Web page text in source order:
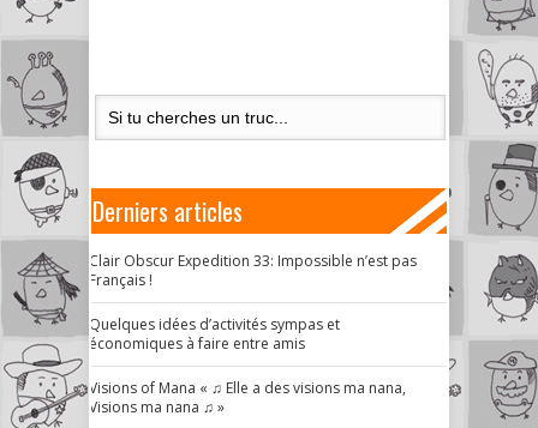
Derniers articles
Clair Obscur Expedition 33: Impossible n’est pas
Français !
Quelques idées d’activités sympas et
économiques à faire entre amis
Visions of Mana « ♫ Elle a des visions ma nana,
Visions ma nana ♫ »